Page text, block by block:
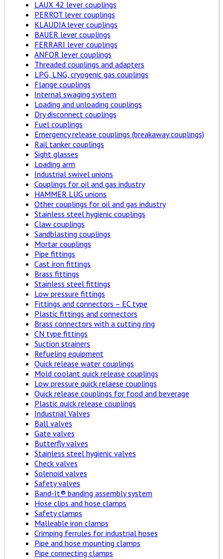
LAUX 42 lever couplings
PERROT lever couplings
KLAUDIA lever couplings
BAUER lever couplings
FERRARI lever couplings
ANFOR lever couplings
Threaded couplings and adapters
LPG, LNG, cryogenic gas couplings
Flange couplings
Internal swaging system
Loading and unloading couplings
Dry disconnect couplings
Fuel couplings
Emergency release couplings (breakaway couplings)
Rail tanker couplings
Sight glasses
Loading arm
Industrial swivel unions
Couplings for oil and gas industry
HAMMER LUG unions
Other couplings for oil and gas industry
Stainless steel hygienic couplings
Claw couplings
Sandblasting couplings
Mortar couplings
Pipe fittings
Cast iron fittings
Brass fittings
Stainless steel fittings
Low pressure fittings
Fittings and connectors – EC type
Plastic fittings and connectors
Brass connectors with a cutting ring
CN type fittings
Suction strainers
Refueling equipment
Quick release water couplings
Mold coolant quick release couplings
Low pressure quick relaese couplings
Quick release couplings for food and beverage
Plastic quick release couplings
Industrial Valves
Ball valves
Gate valves
Butterfly valves
Stainless steel hygienic valves
Check valves
Solenoid valves
Safety valves
Band-It® banding assembly system
Hose clips and hose clamps
Safety clamps
Malleable iron clamps
Crimping ferrules for industrial hoses
Pipe and hose mounting clamps
Pipe connecting clamps